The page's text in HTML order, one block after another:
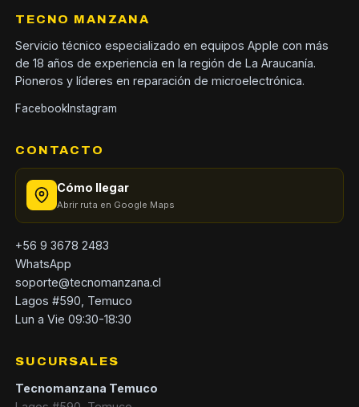
TECNO MANZANA
Servicio técnico especializado en equipos Apple con más
de 18 años de experiencia en la región de La Araucanía.
Pioneros y líderes en reparación de microelectrónica.
FacebookInstagram
CONTACTO
Cómo llegar
Abrir ruta en Google Maps
+56 9 3678 2483
WhatsApp
soporte@tecnomanzana.cl
Lagos #590, Temuco
Lun a Vie 09:30-18:30
SUCURSALES
Tecnomanzana Temuco